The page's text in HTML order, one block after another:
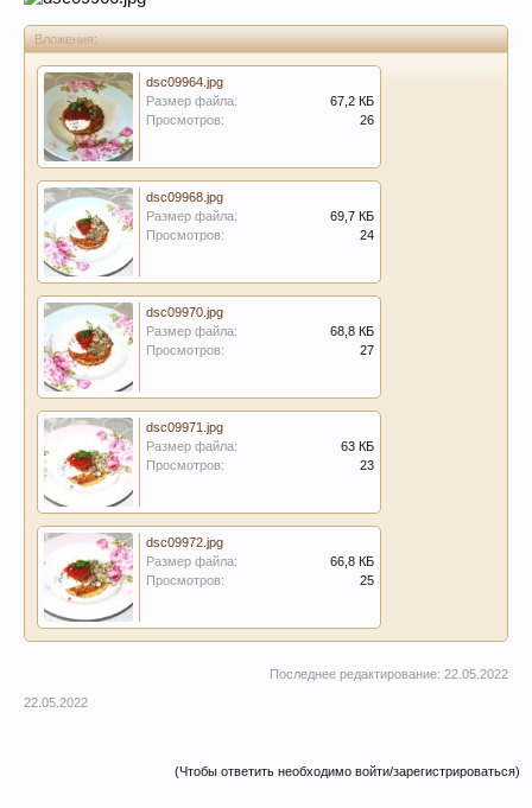
Вложения:
dsc09964.jpg
Размер файла:
67,2 КБ
Просмотров:
26
dsc09968.jpg
Размер файла:
69,7 КБ
Просмотров:
24
dsc09970.jpg
Размер файла:
68,8 КБ
Просмотров:
27
dsc09971.jpg
Размер файла:
63 КБ
Просмотров:
23
dsc09972.jpg
Размер файла:
66,8 КБ
Просмотров:
25
Последнее редактирование: 22.05.2022
22.05.2022
(Чтобы ответить необходимо войти/зарегистрироваться)